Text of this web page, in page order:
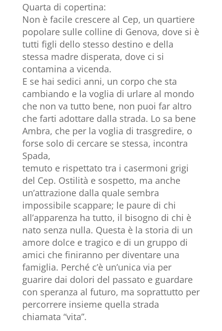
Quarta di copertina:
Non è facile crescere al Cep, un quartiere
popolare sulle colline di Genova, dove si è
tutti figli dello stesso destino e della
stessa madre disperata, dove ci si
contamina a vicenda.
E se hai sedici anni, un corpo che sta
cambiando e la voglia di urlare al mondo
che non va tutto bene, non puoi far altro
che farti adottare dalla strada. Lo sa bene
Ambra, che per la voglia di trasgredire, o
forse solo di cercare se stessa, incontra
Spada,
temuto e rispettato tra i casermoni grigi
del Cep. Ostilità e sospetto, ma anche
un’attrazione dalla quale sembra
impossibile scappare; le paure di chi
all’apparenza ha tutto, il bisogno di chi è
nato senza nulla. Questa è la storia di un
amore dolce e tragico e di un gruppo di
amici che finiranno per diventare una
famiglia. Perché c’è un’unica via per
guarire dai dolori del passato e guardare
con speranza al futuro, ma soprattutto per
percorrere insieme quella strada
chiamata “vita”.